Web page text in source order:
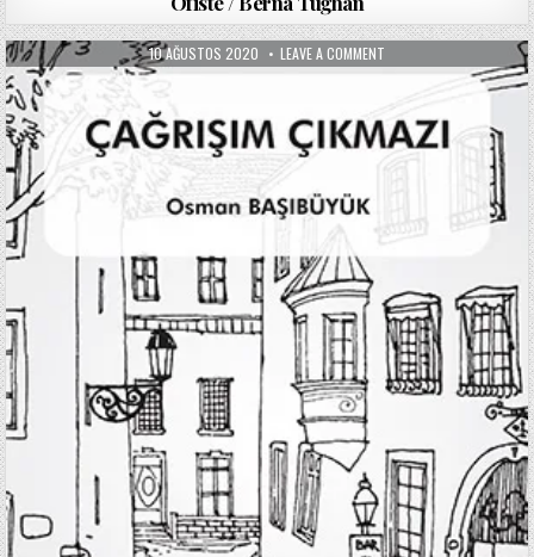
PUBLISHED
DATE:
10 AĞUSTOS 2020 LEAVE A COMMENT
ÇAĞRIŞIM
OSMAN
BAŞIBÜYÜK